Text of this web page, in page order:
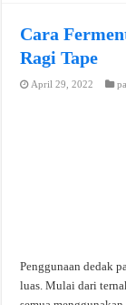
Cara
Ragi Tape
April 29, 2022
Penggunaan dedak
luas. Mulai dari